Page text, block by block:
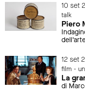
10 set
talk
Piero
12 set
film -
La
di